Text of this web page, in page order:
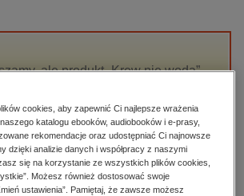
aranżacja wnętrz
rozrywka
technologie, informatyka
ale produkt „Krew nie woda”
cookies, aby zapewnić Ci najlepsze wrażenia
katalogu ebooków, audiobooków i e-prasy,
rekomendacje oraz udostępniać Ci najnowsze
dzięki analizie danych i współpracy z naszymi
się na korzystanie ze wszystkich plików cookies,
Możesz również dostosować swoje
ustawienia”. Pamiętaj, że zawsze możesz